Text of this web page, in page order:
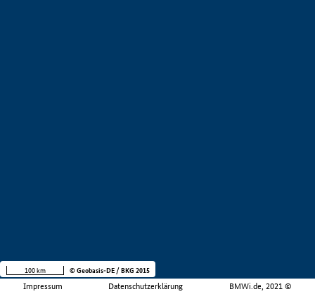
Impressum Datenschutzerklärung BMWi.de, 2021 ©
100 km © Geobasis-DE / BKG 2015